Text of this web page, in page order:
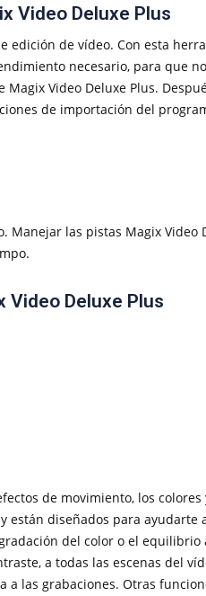
Video Deluxe Plus
edición de vídeo. Con esta
necesario, para que
Video Deluxe Plus.
de importación del
Manejar las pistas Magix
Video Deluxe Plus
de movimiento, los
diseñados para
del color o el
a todas las escenas del
las grabaciones. Otras